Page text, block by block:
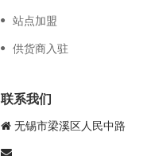
站点加盟
供货商入驻
联系我们
无锡市梁溪区人民中路